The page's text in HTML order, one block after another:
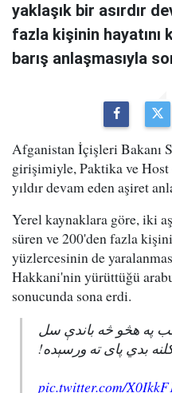
yaklaşık bir asırdır
fazla kişinin hayatını
barış anlaşmasıyla
Afganistan İçişleri Bakanı
girişimiyle, Paktika ve
yıldır devam eden aşiret
Yerel kaynaklara göre, iki
süren ve 200'den fazla
yüzlercesinin de
Hakkani'nin yürüttüğü
sonucunda sona erdi.
په هڅو څه باندې سل
بدي پای ته ورسېده!
pic.twitter.com/